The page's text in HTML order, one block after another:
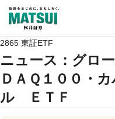
2865 東証ETF
ニュース ：グロ
ＤＡＱ１００・
ル ＥＴＦ